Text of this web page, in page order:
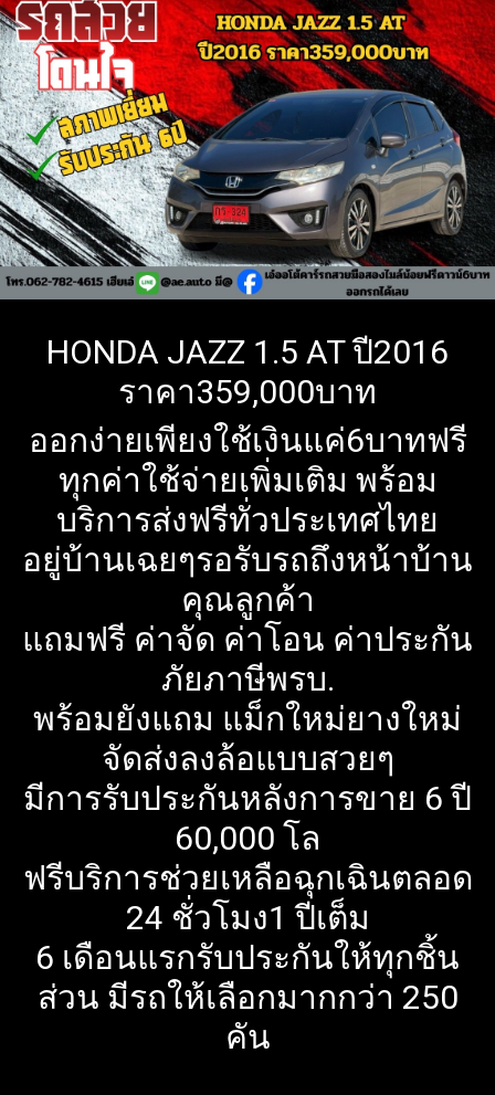
HONDA JAZZ 1.5 AT ปี2016
ราคา359,000บาท
ออกง่ายเพียงใช้เงินแค่6บาทฟรี
ทุกค่าใช้จ่ายเพิ่มเติม พร้อม
บริการส่งฟรีทั่วประเทศไทย
อยู่บ้านเฉยๆรอรับรถถึงหน้าบ้าน
คุณลูกค้า
แถมฟรี ค่าจัด ค่าโอน ค่าประกัน
ภัยภาษีพรบ.
พร้อมยังแถม แม็กใหม่ยางใหม่
จัดส่งลงล้อแบบสวยๆ
มีการรับประกันหลังการขาย 6 ปี
60,000 โล
ฟรีบริการช่วยเหลือฉุกเฉินตลอด
24 ชั่วโมง1 ปีเต็ม
6 เดือนแรกรับประกันให้ทุกชิ้น
ส่วน มีรถให้เลือกมากกว่า 250
คัน